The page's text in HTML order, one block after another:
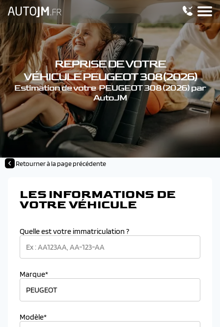
REPRISE DE VOTRE
VÉHICULE PEUGEOT 308 (2026)
Estimation de votre PEUGEOT 308 (2026) par
AutoJM
Retourner à la page précédente
LES INFORMATIONS DE
VOTRE VÉHICULE
Quelle est votre immatriculation ?
Marque*
Modèle*